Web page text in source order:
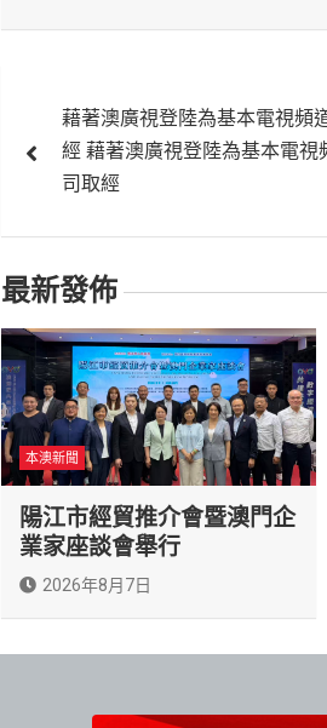
章
覽
藉著澳廣視登陸為基本電視頻
經 藉著澳廣視登陸為基本電視
司取經
最新發佈
本澳新聞
陽江市經貿推介會暨澳門企
業家座談會舉行
2026年8月7日